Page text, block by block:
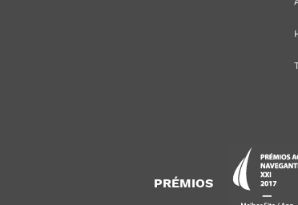
PRÉMIOS